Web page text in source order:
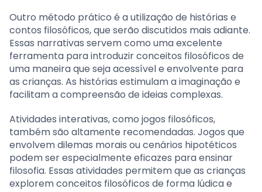
Outro método prático é a utilização de histórias e
contos filosóficos, que serão discutidos mais adiante.
Essas narrativas servem como uma excelente
ferramenta para introduzir conceitos filosóficos de
uma maneira que seja acessível e envolvente para
as crianças. As histórias estimulam a imaginação e
facilitam a compreensão de ideias complexas.
Atividades interativas, como jogos filosóficos,
também são altamente recomendadas. Jogos que
envolvem dilemas morais ou cenários hipotéticos
podem ser especialmente eficazes para ensinar
filosofia. Essas atividades permitem que as crianças
explorem conceitos filosóficos de forma lúdica e